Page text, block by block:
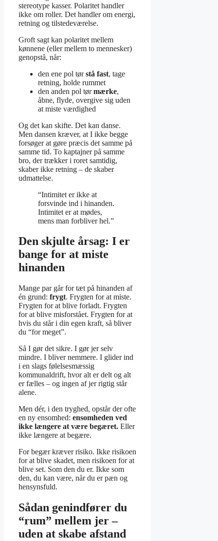
stereotype kasser. Polaritet handler
ikke om roller. Det handler om energi,
retning og tilstedeværelse.
Groft sagt kan polaritet mellem
kønnene (eller mellem to mennesker)
genopstå, når:
den ene pol tørstå fast, tage
retning, holde rummet
den anden pol tørmærke,
åbne, flyde, overgive sig uden
at miste værdighed
Og det kan skifte. Det kan danse.
Men dansen kræver, at I ikke begge
forsøger at gøre præcis det samme på
samme tid. To kaptajner på samme
bro, der trækker i roret samtidig,
skaber ikke retning – de skaber
udmattelse.
“Intimitet er ikke at
forsvinde ind i hinanden.
Intimitet er at mødes,
mens man forbliver hel.”
Den skjulte årsag: I er
bange for at miste
hinanden
Mange par går for tæt på hinanden af
én grund: frygt. Frygten for at miste.
Frygten for at blive forladt. Frygten
for at blive misforstået. Frygten for at
hvis du står i din egen kraft, så bliver
du “for meget”.
Så I gør det sikre. I gør jer selv
mindre. I bliver nemmere. I glider ind
i en slags følelsesmæssig
kommunaldrift, hvor alt er delt og alt
er fælles – og ingen af jer rigtig står
alene.
Men dér, i den tryghed, opstår der ofte
en ny ensomhed: ensomheden ved
ikke længere at være begæret. Eller
ikke længere at begære.
For begær kræver risiko. Ikke risikoen
for at blive skadet, men risikoen for at
blive set. Som den du er. Ikke som
den, du kan være, når du er pæn og
hensynsfuld.
Sådan genindfører du
“rum” mellem jer –
uden at skabe afstand